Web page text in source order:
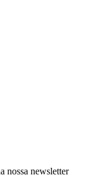
nossa newsletter